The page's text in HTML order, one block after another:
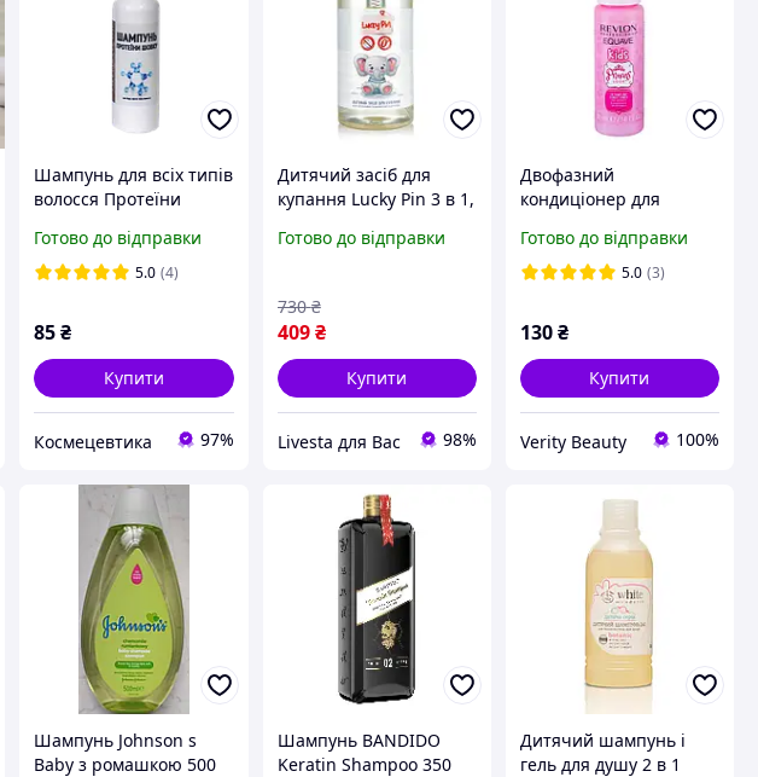
Шампунь для всіх типів
волосся Протеїни
Готово до відправки
5.0 (4)
85₴
Купити
Космецевтика 97%
Дитячий засіб для
купання Lucky Pin 3 в 1,
Готово до відправки
409 ₴
730 ₴
Купити
Livesta для Вас 98%
Двофазний
кондиціонер для
принцес Equave Kids
PRINCESS
Готово до відправки
5.0 (3)
130₴
Купити
Verity Beauty 100%
Шампунь Johnson s
Baby з ромашкою 500
Шампунь BANDIDO
Keratin Shampoo 350
Дитячий шампунь і
гель для душу 2 в 1